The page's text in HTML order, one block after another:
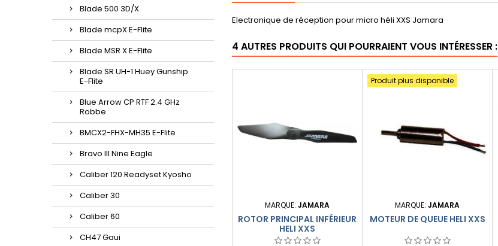
Blade 500 3D/X
Blade mcpX E-Flite
Blade MSR X E-Flite
Blade SR UH-1 Huey Gunship
E-Flite
Blue Arrow CP RTF 2.4 GHz
Robbe
BMCX2-FHX-MH35 E-Flite
Bravo III Nine Eagle
Caliber 120 Readyset Kyosho
Caliber 30
Caliber 60
CH47 Gaui
Electronique de réception pour micro héli XXS Jamara
4 AUTRES PRODUITS QUI POURRAIENT VOUS INTÉRESSER :
MARQUE: JAMARA
ROTOR PRINCIPAL INFÉRIEUR
HELI XXS
Produit plus disponible
MARQUE: JAMARA
MOTEUR DE QUEUE HELI XXS